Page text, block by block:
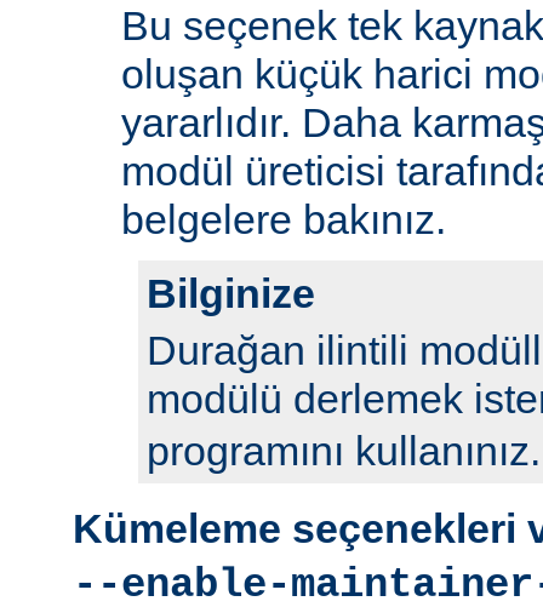
Bu seçenek tek
oluşan küçük harici
yararlıdır. Daha
modül üreticisi
belgelere bakınız.
Bilginize
Durağan ilintili
modülü derlemek
programını kullanınız.
Kümeleme seçenekleri
--enable-maintainer-